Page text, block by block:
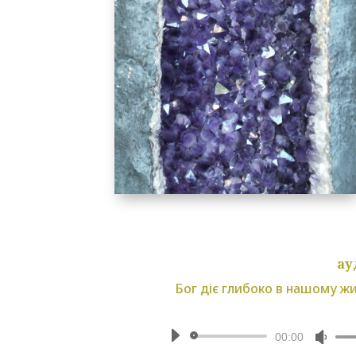
Бог діє глибоко в нашому
00:00